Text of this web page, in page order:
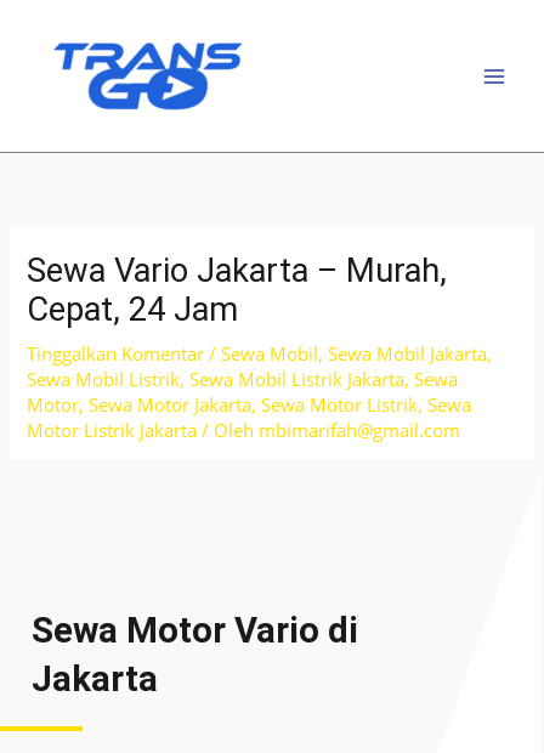
Sewa Vario Jakarta – Murah,
Cepat, 24 Jam
Tinggalkan Komentar /Sewa Mobil,Sewa Mobil Jakarta,
Sewa Mobil Listrik,Sewa Mobil Listrik Jakarta,Sewa
Motor,Sewa Motor Jakarta,Sewa Motor Listrik,Sewa
Motor Listrik Jakarta / Oleh mbimarifah@gmail.com
Sewa Motor Vario di
Jakarta